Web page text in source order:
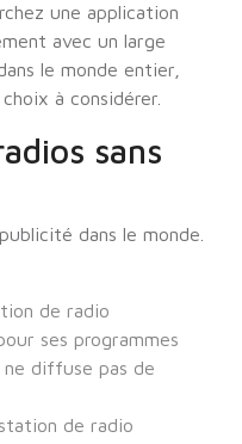
une application
avec un large
le monde entier,
à considérer.
sans
dans le monde.
de radio
ses programmes
diffuse pas de
de radio